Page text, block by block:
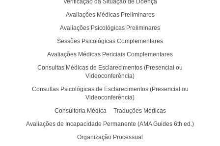
Verificação da Situação de Doença
Avaliações Médicas Preliminares
Avaliações Psicológicas Preliminares
Sessões Psicológicas Complementares
Avaliações Médicas Periciais Complementares
Consultas Médicas de Esclarecimentos (Presencial ou
Videoconferência)
Consultas Psicológicas de Esclarecimentos (Presencial ou
Videoconferência)
Consultoria Médica
Traduções Médicas
Avaliações de Incapacidade Permanente (AMA Guides 6th ed.)
Organização Processual